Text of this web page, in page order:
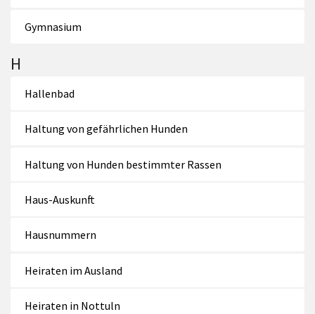
Gymnasium
H
Hallenbad
Haltung von gefährlichen Hunden
Haltung von Hunden bestimmter Rassen
Haus-Auskunft
Hausnummern
Heiraten im Ausland
Heiraten in Nottuln